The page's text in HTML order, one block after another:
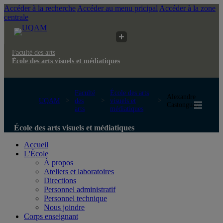
Accéder à la recherche Accéder au menu pricipal Accéder à la zone
centrale
Faculté des arts
École des arts visuels et médiatiques
UQAM
Faculté
des
arts
École des arts
visuels et
médiatiques
Alexandre
Castonguay
École des arts visuels et médiatiques
Accueil
L'École
À propos
Ateliers et laboratoires
Directions
Personnel administratif
Personnel technique
Nous joindre
Corps enseignant